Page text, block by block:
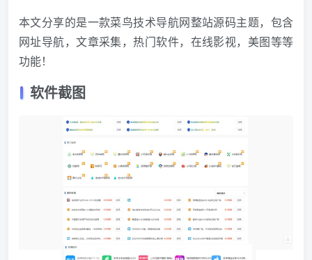
本文分享的是一款菜鸟技术导航网整站源码主题，包含
网址导航，文章采集，热门软件，在线影视，美图等等
功能！
软件截图